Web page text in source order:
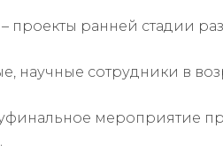
– проекты ранней стадии
сотрудники в
мероприятие